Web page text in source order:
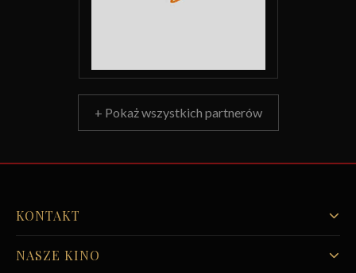
+ Pokaż wszystkich partnerów
KONTAKT
NASZE KINO